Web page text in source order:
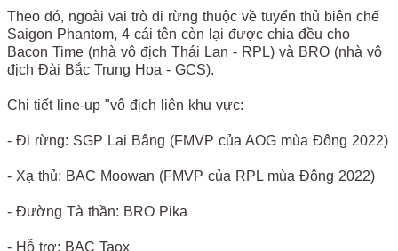
Theo đó, ngoài vai trò đi rừng thuộc về tuyển thủ biên chế
Saigon Phantom, 4 cái tên còn lại được chia đều cho
Bacon Time (nhà vô địch Thái Lan - RPL) và BRO (nhà vô
địch Đài Bắc Trung Hoa - GCS).
Chi tiết line-up "vô địch liên khu vực:
- Đi rừng: SGP Lai Bâng (FMVP của AOG mùa Đông 2022)
- Xạ thủ: BAC Moowan (FMVP của RPL mùa Đông 2022)
- Đường Tà thần: BRO Pika
- Hỗ trợ: BAC Taox